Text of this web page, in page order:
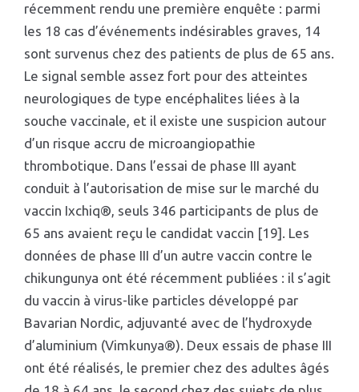
récemment rendu une première enquête : parmi
les 18 cas d’événements indésirables graves, 14
sont survenus chez des patients de plus de 65 ans.
Le signal semble assez fort pour des atteintes
neurologiques de type encéphalites liées à la
souche vaccinale, et il existe une suspicion autour
d’un risque accru de microangiopathie
thrombotique. Dans l’essai de phase III ayant
conduit à l’autorisation de mise sur le marché du
vaccin Ixchiq®, seuls 346 participants de plus de
65 ans avaient reçu le candidat vaccin [19]. Les
données de phase III d’un autre vaccin contre le
chikungunya ont été récemment publiées : il s’agit
du vaccin à virus-like particles développé par
Bavarian Nordic, adjuvanté avec de l’hydroxyde
d’aluminium (Vimkunya®). Deux essais de phase III
ont été réalisés, le premier chez des adultes âgés